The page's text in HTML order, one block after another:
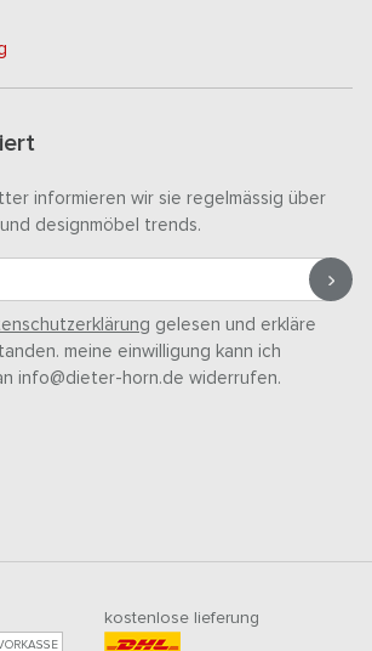
informieren wir sie regelmässig über
designmöbel trends.
gelesen und erkläre
meine einwilligung kann ich
info@dieter-horn.de widerrufen.
kostenlose lieferung